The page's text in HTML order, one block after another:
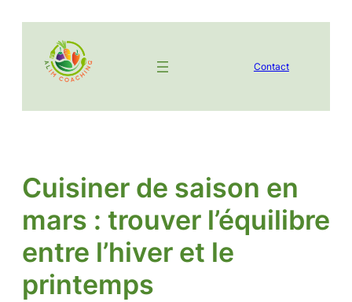
contenu
Contact
Cuisiner de saison en
mars : trouver l’équilibre
entre l’hiver et le
printemps